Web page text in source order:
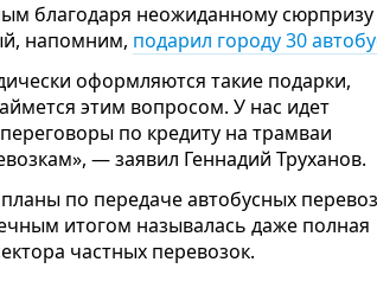
благодаря неожиданному сюрпризу
напомним, подарил городу 30
оформляются такие подарки,
этим вопросом. У нас идет
по кредиту на трамваи
— заявил Геннадий Труханов.
по передаче автобусных
итогом называлась даже полная
частных перевозок.